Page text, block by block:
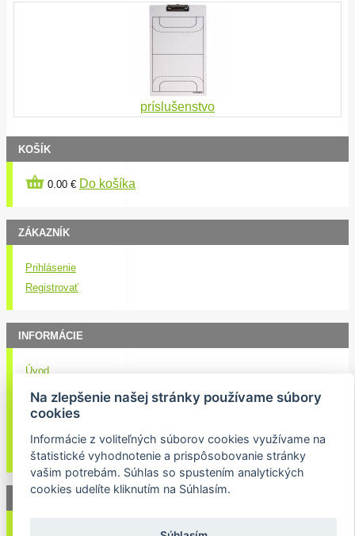
príslušenstvo
KOŠÍK
0.00 € Do košíka
ZÁKAZNÍK
Prihlásenie
Registrovať
INFORMÁCIE
Úvod
Obchodné podmienky
Kontakt
Ochrana osobných údajov
Na zlepšenie našej stránky používame súbory
cookies
Informácie z voliteľných súborov cookies využívame na
štatistické vyhodnotenie a prispôsobovanie stránky
vašim potrebám. Súhlas so spustením analytických
cookies udelíte kliknutím na Súhlasím.